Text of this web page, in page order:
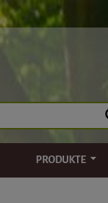
PRODUKTE